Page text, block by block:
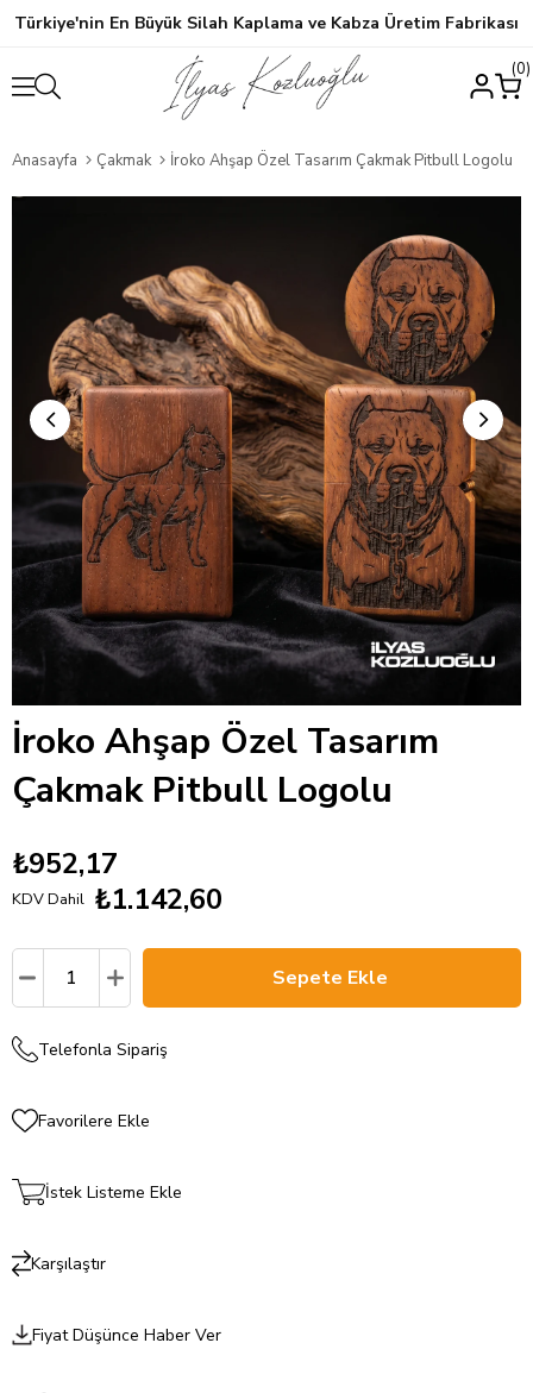
Türkiye'nin En Büyük Silah Kaplama ve Kabza Üretim Fabrikası
0
Anasayfa Çakmak İroko Ahşap Özel Tasarım Çakmak Pitbull Logolu
İroko Ahşap Özel Tasarım
Çakmak Pitbull Logolu
₺952,17
KDV Dahil ₺1.142,60
Telefonla Sipariş
Favorilere Ekle
İstek Listeme Ekle
Karşılaştır
Fiyat Düşünce Haber Ver